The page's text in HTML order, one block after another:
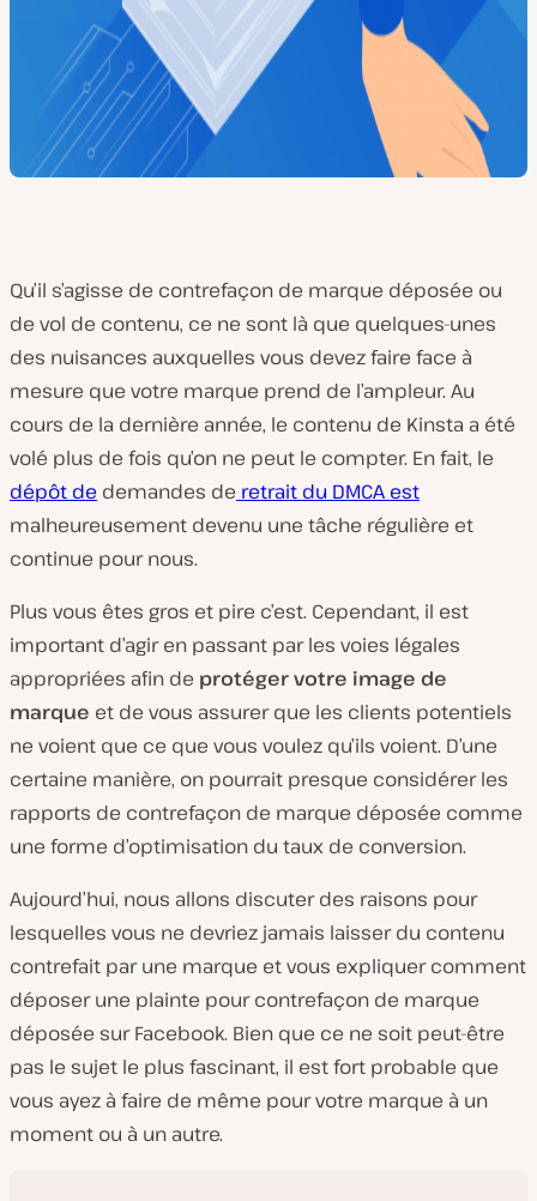
Qu’il s’agisse de contrefaçon de marque déposée ou
de vol de contenu, ce ne sont là que quelques-unes
des nuisances auxquelles vous devez faire face à
mesure que votre marque prend de l’ampleur. Au
cours de la dernière année, le contenu de Kinsta a été
volé plus de fois qu’on ne peut le compter. En fait, le
dépôt de demandes de retrait du DMCA est
malheureusement devenu une tâche régulière et
continue pour nous.
Plus vous êtes gros et pire c’est. Cependant, il est
important d’agir en passant par les voies légales
appropriées afin de protéger votre image de
marque et de vous assurer que les clients potentiels
ne voient que ce que vous voulez qu’ils voient. D’une
certaine manière, on pourrait presque considérer les
rapports de contrefaçon de marque déposée comme
une forme d’optimisation du taux de conversion.
Aujourd’hui, nous allons discuter des raisons pour
lesquelles vous ne devriez jamais laisser du contenu
contrefait par une marque et vous expliquer comment
déposer une plainte pour contrefaçon de marque
déposée sur Facebook. Bien que ce ne soit peut-être
pas le sujet le plus fascinant, il est fort probable que
vous ayez à faire de même pour votre marque à un
moment ou à un autre.